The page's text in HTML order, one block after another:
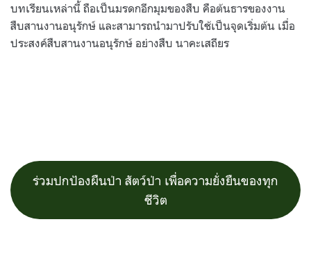
บทเรียนเหล่านี้ ถือเป็นมรดกอีกมุมของสืบ คือต้นธารของงาน
สืบสานงานอนุรักษ์ และสามารถนำมาปรับใช้เป็นจุดเริ่มต้น เมื่อ
ประสงค์สืบสานงานอนุรักษ์ อย่างสืบ นาคะเสถียร
ร่วมปกป้องผืนป่า สัตว์ป่า เพื่อความยั่งยืนของทุก
ชีวิต